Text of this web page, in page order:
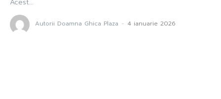
Acest...
Autorii Doamna Ghica Plaza - 4 ianuarie 2026